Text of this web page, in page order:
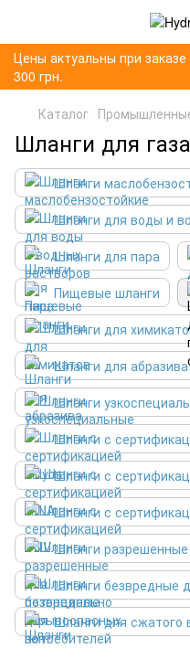
Цены актуальны при
300 грн.
Каталог
Шланги для
Шланги
Шланги для воды и
Шланги для пара
Пищевые шланги
Шланги для
Шланги для абразива
Шланги
Шланги с
Шланги с
Шланги с
Шланги для сжатого